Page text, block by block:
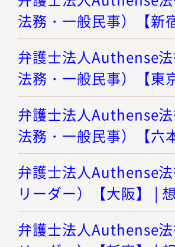
法務・一般民事）【新
弁護士法人Authense
法務・一般民事）【東
弁護士法人Authense
法務・一般民事）【六
弁護士法人Authense
リーダー）【大阪】 |
弁護士法人Authense